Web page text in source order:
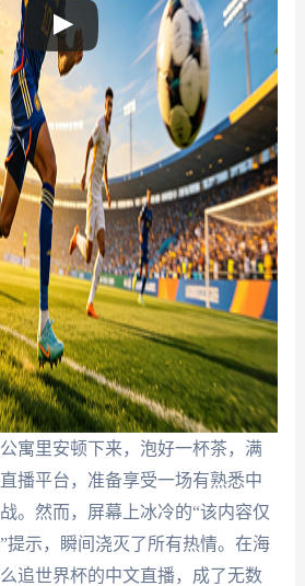
寓里安顿下来，泡好一杯茶，满
播平台，准备享受一场有熟悉中
。然而，屏幕上冰冷的“该内容仅
提示，瞬间浇灭了所有热情。在海
追世界杯的中文直播，成了无数